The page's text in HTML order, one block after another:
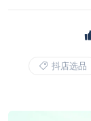
抖店选品